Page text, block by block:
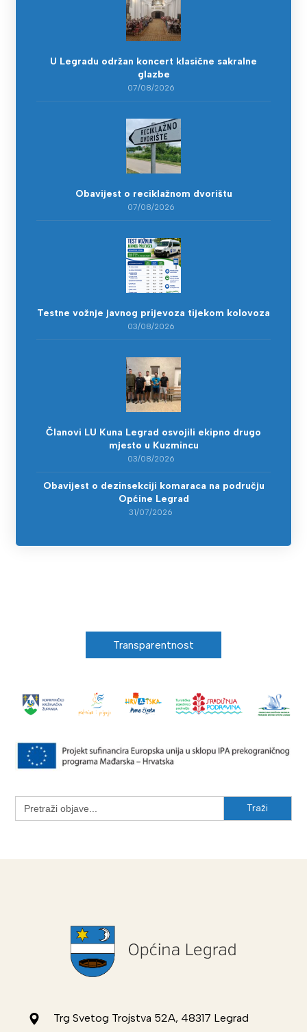
U Legradu održan koncert klasične sakralne
glazbe
07/08/2026
Obavijest o reciklažnom dvorištu
07/08/2026
Testne vožnje javnog prijevoza tijekom kolovoza
03/08/2026
Članovi LU Kuna Legrad osvojili ekipno drugo
mjesto u Kuzmincu
03/08/2026
Obavijest o dezinsekciji komaraca na području
Općine Legrad
31/07/2026
Transparentnost
Search
for:
Trg Svetog Trojstva 52A, 48317 Legrad